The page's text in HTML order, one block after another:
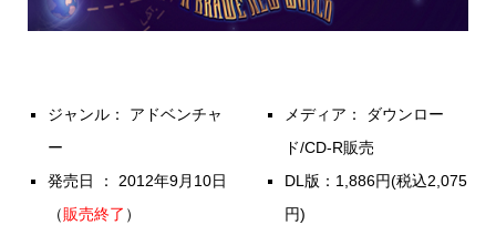
ジャンル： アドベンチャ
ー
発売日 ： 2012年9月10日
（販売終了 ）
メディア： ダウンロー
ド/CD-R販売
DL版：1,886円(税込2,075
円)